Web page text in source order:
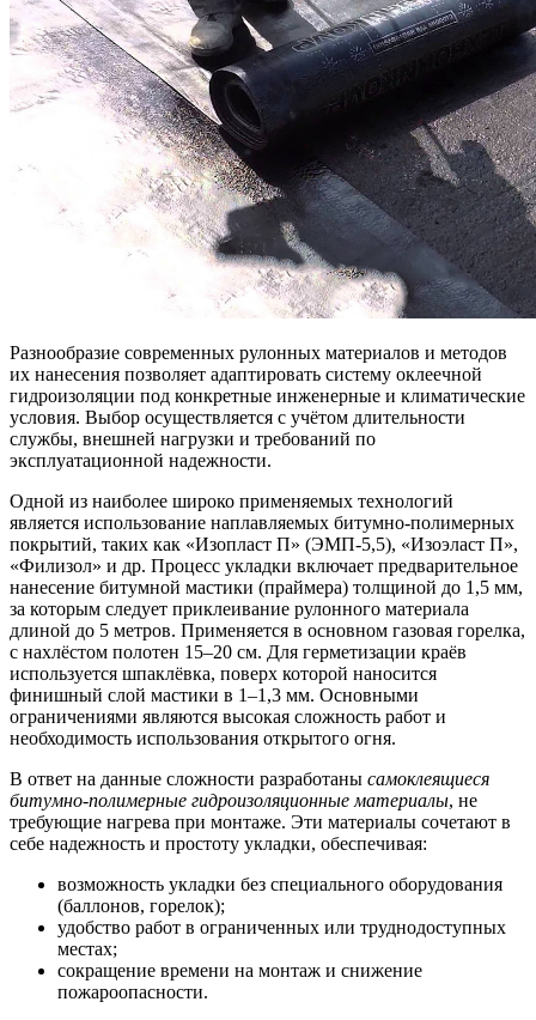
Разнообразие современных рулонных материалов и методов
их нанесения позволяет адаптировать систему оклеечной
гидроизоляции под конкретные инженерные и климатические
условия. Выбор осуществляется с учётом длительности
службы, внешней нагрузки и требований по
эксплуатационной надежности.
Одной из наиболее широко применяемых технологий
является использование наплавляемых битумно-полимерных
покрытий, таких как «Изопласт П» (ЭМП-5,5), «Изоэласт П»,
«Филизол» и др. Процесс укладки включает предварительное
нанесение битумной мастики (праймера) толщиной до 1,5 мм,
за которым следует приклеивание рулонного материала
длиной до 5 метров. Применяется в основном газовая горелка,
с нахлёстом полотен 15–20 см. Для герметизации краёв
используется шпаклёвка, поверх которой наносится
финишный слой мастики в 1–1,3 мм. Основными
ограничениями являются высокая сложность работ и
необходимость использования открытого огня.
В ответ на данные сложности разработаны самоклеящиеся
битумно-полимерные гидроизоляционные материалы, не
требующие нагрева при монтаже. Эти материалы сочетают в
себе надежность и простоту укладки, обеспечивая:
возможность укладки без специального оборудования
(баллонов, горелок);
удобство работ в ограниченных или труднодоступных
местах;
сокращение времени на монтаж и снижение
пожароопасности.